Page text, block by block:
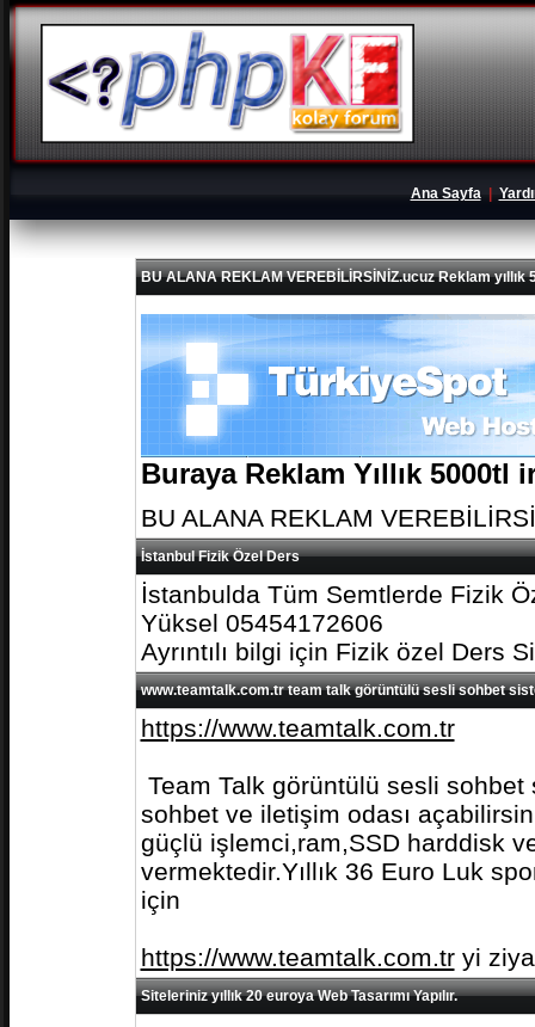
Ana Sayfa|
BU ALANA REKLAM VEREBİLİRSİNİZ.ucuz Reklam yıllık
Buraya Reklam Yıllık
BU ALANA REKLAM
İstanbul Fizik Özel Ders
İstanbulda Tüm Semtlerde Fizik
Yüksel 05454172606
Ayrıntılı bilgi için Fizik özel Ders
www.teamtalk.com.tr team talk görüntülü sesli sohbet
https://www.teamtalk.com.tr
Team Talk görüntülü sesli
sohbet ve iletişim odası
güçlü işlemci,ram,SSD harddisk
vermektedir.Yıllık 36 Euro Luk
için
https://www.teamtalk.com.tryi
Siteleriniz yıllık 20 euroya Web Tasarımı Yapılır.